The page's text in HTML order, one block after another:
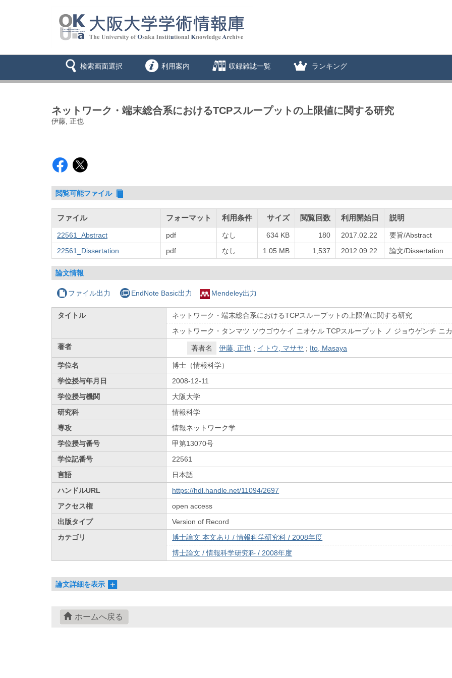
検索画面選択 利用案内 収録雑誌一覧 ランキング
ネットワーク・端末総合系におけるTCPスループットの上限値に関する研究
伊藤, 正也
閲覧可能ファイル
ファイル フォーマット 利用条件 サイズ 閲覧回数 利用開始日 説明
22561_Abstract pdf なし 634 KB 180 2017.02.22
要旨/Abstract
22561_Dissertation
pdf なし 1.05 MB 1,537 2012.09.22 論文/Dissertation
論文情報
ファイル出力 EndNote Basic出力 Mendeley出力
タイトル
ネットワーク・端末総合系におけるTCPスループットの上限値に関する研究
ネットワーク・タンマツ ソウゴウケイ ニオケル TCPスループット ノ ジョウゲンチ ニ
著者
著者名 伊藤, 正也 ; イトウ, マサヤ ; Ito, Masaya
学位名
博士（情報科学）
学位授与年月日
2008-12-11
学位授与機関
大阪大学
研究科
情報科学
専攻
情報ネットワーク学
学位授与番号
甲第13070号
学位記番号
22561
言語
日本語
ハンドルURL
https://hdl.handle.net/11094/2697
アクセス権
open access
出版タイプ
Version of Record
カテゴリ
博士論文 本文あり / 情報科学研究科 / 2008年度
博士論文 / 情報科学研究科 / 2008年度
論文詳細を表示
ホームへ戻る